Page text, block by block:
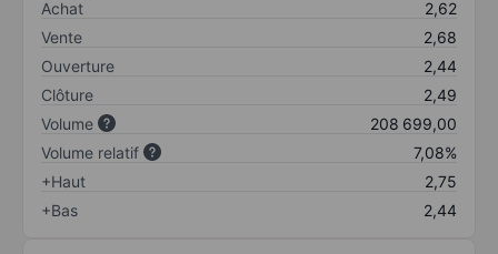
Achat
2,62
Vente
2,68
Ouverture
2,44
Clôture
2,49
Volume
208 699,00
Volume relatif
7,08%
+Haut
2,75
+Bas
2,44